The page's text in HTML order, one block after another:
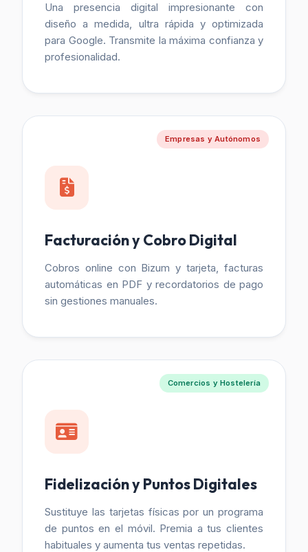
Una presencia digital impresionante con
diseño a medida, ultra rápida y optimizada
para Google. Transmite la máxima confianza y
profesionalidad.
Empresas y Autónomos
Facturación y Cobro Digital
Cobros online con Bizum y tarjeta, facturas
automáticas en PDF y recordatorios de pago
sin gestiones manuales.
Comercios y Hostelería
Fidelización y Puntos Digitales
Sustituye las tarjetas físicas por un programa
de puntos en el móvil. Premia a tus clientes
habituales y aumenta tus ventas repetidas.